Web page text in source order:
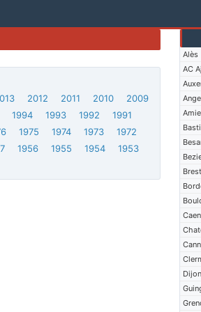
Alès
AC
Brest
Caen
Dijon
2012 2011 2010
2009
1994 1993 1992
1991
1975 1974 1973
1972
1956 1955 1954
1953